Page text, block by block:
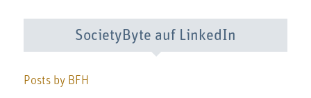
SocietyByte auf LinkedIn
Posts by BFH